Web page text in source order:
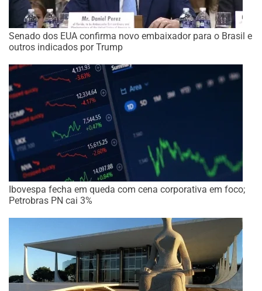
Senado dos EUA confirma novo embaixador para o Brasil e
outros indicados por Trump
Ibovespa fecha em queda com cena corporativa em foco;
Petrobras PN cai 3%